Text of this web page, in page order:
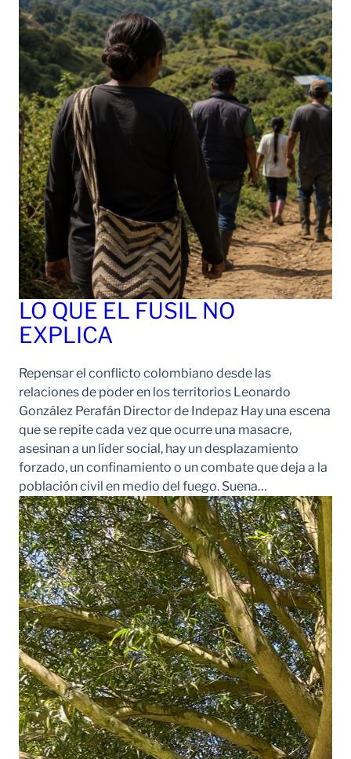
LO QUE EL FUSIL NO
EXPLICA
Repensar el conflicto colombiano desde las
relaciones de poder en los territorios Leonardo
González Perafán Director de Indepaz Hay una escena
que se repite cada vez que ocurre una masacre,
asesinan a un líder social, hay un desplazamiento
forzado, un confinamiento o un combate que deja a la
población civil en medio del fuego. Suena…